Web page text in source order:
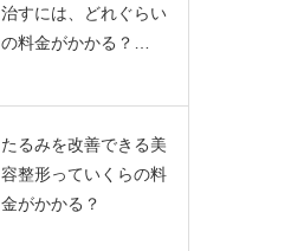
治すには、どれぐらい
の料金がかかる？…
たるみを改善できる美
容整形っていくらの料
金がかかる？